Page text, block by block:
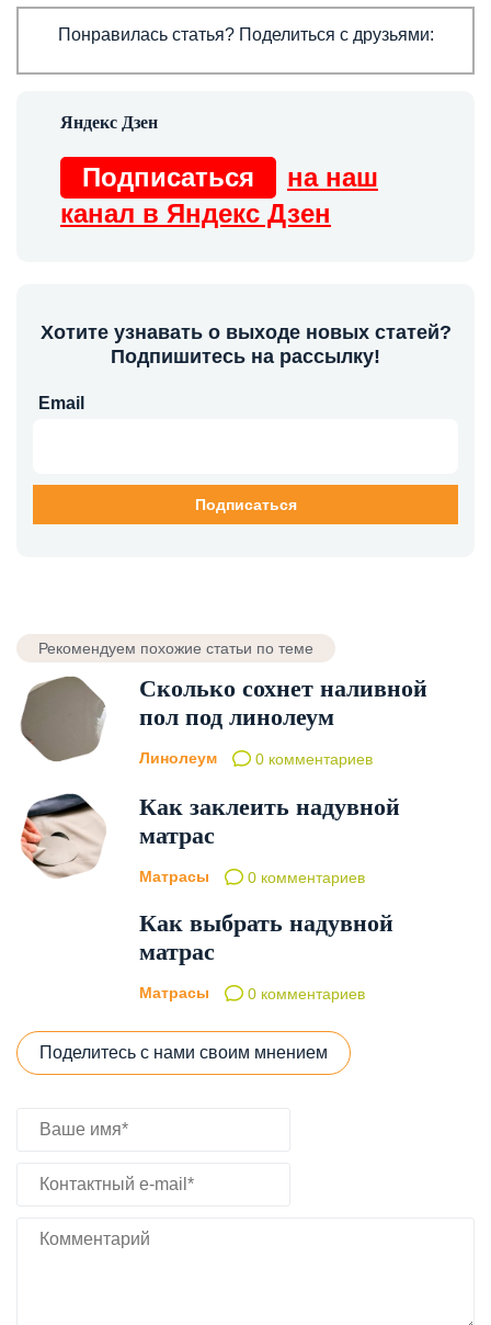
Понравилась статья? Поделиться с друзьями:
Подписаться
на наш
канал в Яндекс Дзен
Хотите узнавать о выходе новых статей?
Подпишитесь на рассылку!
Email
Рекомендуем похожие статьи по теме
Сколько сохнет наливной
пол под линолеум
Линолеум 0 комментариев
Как заклеить надувной
матрас
Матрасы 0 комментариев
Как выбрать надувной
матрас
Матрасы 0 комментариев
Поделитесь с нами своим мнением